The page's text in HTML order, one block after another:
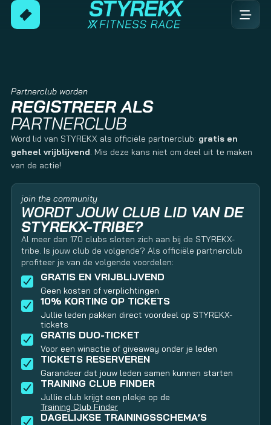
Partnerclub worden
REGISTREER ALS
PARTNERCLUB
Word lid van STYREKX als officiële partnerclub: gratis en
geheel vrijblijvend. Mis deze kans niet om deel uit te maken
van de actie!
join the community
WORDT JOUW CLUB LID VAN DE
STYREKX-TRIBE?
Al meer dan 170 clubs sloten zich aan bij de STYREKX-
tribe. Is jouw club de volgende? Als officiële partnerclub
profiteer je van de volgende voordelen:
GRATIS EN VRIJBLIJVEND
Geen kosten of verplichtingen
10% KORTING OP TICKETS
Jullie leden pakken direct voordeel op STYREKX-
tickets
GRATIS DUO-TICKET
Voor een winactie of giveaway onder je leden
TICKETS RESERVEREN
Garandeer dat jouw leden samen kunnen starten
TRAINING CLUB FINDER
Jullie club krijgt een plekje op de
Training Club Finder
DAGELIJKSE TRAININGSSCHEMA’S